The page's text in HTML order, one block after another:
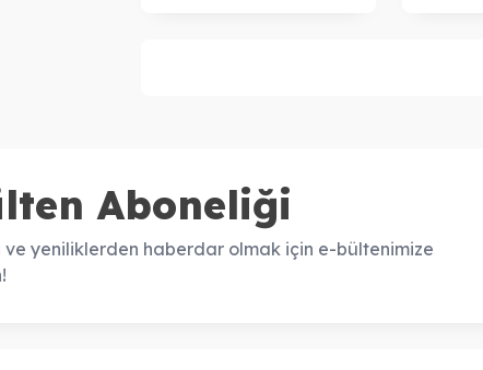
Aboneliği
ve yeniliklerden haberdar olmak için e-bültenimize